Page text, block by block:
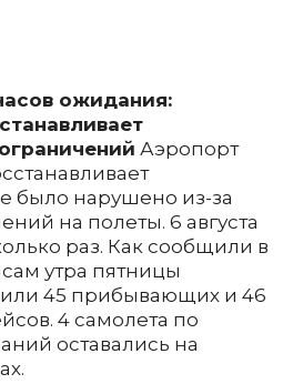
ожидания:
Аэропорт
было нарушено из-за
на полеты. 6 августа
раз. Как сообщили в
утра пятницы
45 прибывающих и 46
4 самолета по
оставались на